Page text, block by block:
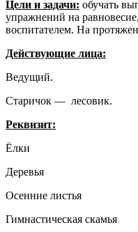
Цели и задачи: обучать
упражнений на
воспитателем. На
Действующие лица:
Ведущий.
Старичок — лесовик.
Реквизит:
Ёлки
Деревья
Осенние листья
Гимнастическая скамья